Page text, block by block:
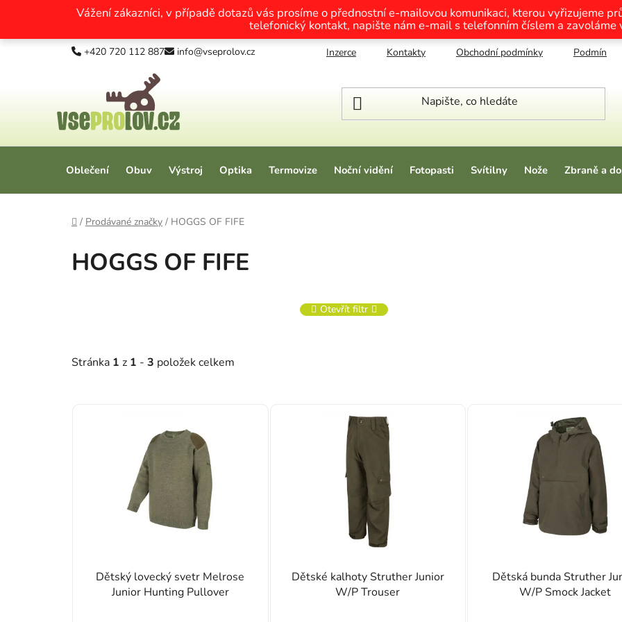
Přejít na obsah
Vážení zákazníci, v případě dotazů vás prosíme o přednostní e-mailovou komunikaci, kterou vyřizujeme
telefonický kontakt, napište nám e-mail s telefonním číslem a zavoláme
+420 720 112 887 info@vseprolov.cz Inzerce Kontakty Obchodní podmínky Podmínky
Oblečení Obuv Výstroj Optika Termovize Noční vidění Fotopasti Svítilny Nože Zbraně a
Domů
/ Prodávané značky / HOGGS OF FIFE
HOGGS OF FIFE
Otevřít filtr
Stránka 1 z 1 - 3 položek celkem
Dětský lovecký svetr Melrose
Junior Hunting Pullover
Dětské kalhoty Struther Junior
W/P Trouser
Dětská bunda Struther
W/P Smock Jacket